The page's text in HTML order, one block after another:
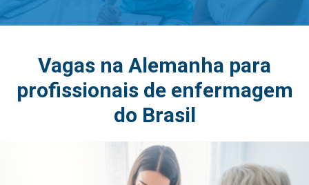
Vagas na Alemanha para
profissionais de enfermagem
do Brasil